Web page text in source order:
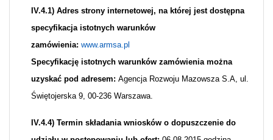
IV.4.1) Adres strony internetowej, na której jest dostępna
specyfikacja istotnych warunków
zamówienia: www.armsa.pl
Specyfikację istotnych warunków zamówienia można
uzyskać pod adresem: Agencja Rozwoju Mazowsza S.A, ul.
Świętojerska 9, 00-236 Warszawa.
IV.4.4) Termin składania wniosków o dopuszczenie do